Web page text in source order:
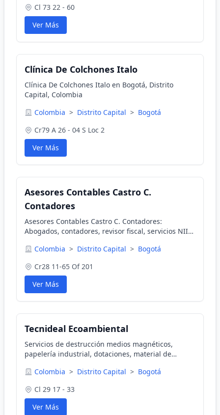
Cl 73 22 - 60
Ver Más
Clínica De Colchones Italo
Clínica De Colchones Italo en Bogotá, Distrito
Capital, Colombia
Colombia > Distrito Capital > Bogotá
Cr79 A 26 - 04 S Loc 2
Ver Más
Asesores Contables Castro C.
Contadores
Asesores Contables Castro C. Contadores:
Abogados, contadores, revisor fiscal, servicios NIIF,
laborales.
Colombia > Distrito Capital > Bogotá
Cr28 11-65 Of 201
Ver Más
Tecnideal Ecoambiental
Servicios de destrucción medios magnéticos,
papelería industrial, dotaciones, material de
peligrosos y/o no reciclables, compra de reciclaje
Colombia > Distrito Capital > Bogotá
Cl 29 17 - 33
Ver Más